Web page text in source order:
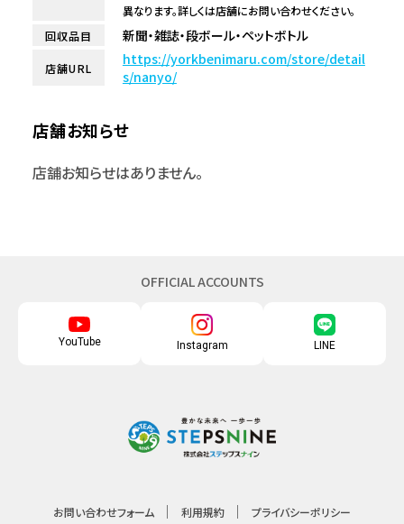
異なります。詳しくは店舗にお問い合わせください。
回収品目
新聞・雑誌・段ボール・ペットボトル
店舗URL
https://yorkbenimaru.com/store/detail
s/nanyo/
店舗お知らせ
店舗お知らせはありません。
OFFICIAL ACCOUNTS
YouTube Instagram LINE
お問い合わせフォーム 利用規約 プライバシーポリシー